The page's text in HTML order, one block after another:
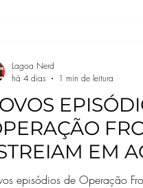
EM
E
episódios de Operação
Lagoa Nerd
há 4 dias
1 min de leitura